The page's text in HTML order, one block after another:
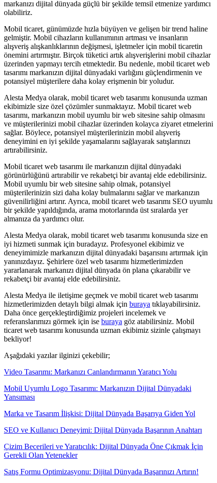
markanızı dijital dünyada güçlü bir şekilde temsil etmenize yardımcı
olabiliriz.
Mobil ticaret, günümüzde hızla büyüyen ve gelişen bir trend haline
gelmiştir. Mobil cihazların kullanımının artması ve insanların
alışveriş alışkanlıklarının değişmesi, işletmeler için mobil ticaretin
önemini artırmıştır. Birçok tüketici artık alışverişlerini mobil cihazlar
üzerinden yapmayı tercih etmektedir. Bu nedenle, mobil ticaret web
tasarımı markanızın dijital dünyadaki varlığını güçlendirmenin ve
potansiyel müşterilere daha kolay erişmenin bir yoludur.
Alesta Medya olarak, mobil ticaret web tasarımı konusunda uzman
ekibimizle size özel çözümler sunmaktayız. Mobil ticaret web
tasarımı, markanızın mobil uyumlu bir web sitesine sahip olmasını
ve müşterilerinizi mobil cihazlar üzerinden kolayca ziyaret etmelerini
sağlar. Böylece, potansiyel müşterilerinizin mobil alışveriş
deneyimini en iyi şekilde yaşamalarını sağlayarak satışlarınızı
artırabilirsiniz.
Mobil ticaret web tasarımı ile markanızın dijital dünyadaki
görünürlüğünü artırabilir ve rekabetçi bir avantaj elde edebilirsiniz.
Mobil uyumlu bir web sitesine sahip olmak, potansiyel
müşterilerinizin sizi daha kolay bulmalarını sağlar ve markanızın
güvenilirliğini artırır. Ayrıca, mobil ticaret web tasarımı SEO uyumlu
bir şekilde yapıldığında, arama motorlarında üst sıralarda yer
almanıza da yardımcı olur.
Alesta Medya olarak, mobil ticaret web tasarımı konusunda size en
iyi hizmeti sunmak için buradayız. Profesyonel ekibimiz ve
deneyimimizle markanızın dijital dünyadaki başarısını artırmak için
yanınızdayız. Şehirlere özel web tasarımı hizmetlerimizden
yararlanarak markanızı dijital dünyada ön plana çıkarabilir ve
rekabetçi bir avantaj elde edebilirsiniz.
Alesta Medya ile iletişime geçmek ve mobil ticaret web tasarımı
hizmetlerimizden detaylı bilgi almak için buraya tıklayabilirsiniz.
Daha önce gerçekleştirdiğimiz projeleri incelemek ve
referanslarımızı görmek için ise buraya göz atabilirsiniz. Mobil
ticaret web tasarımı konusunda uzman ekibimiz sizinle çalışmayı
bekliyor!
Aşağıdaki yazılar ilginizi çekebilir;
Video Tasarımı: Markanızı Canlandırmanın Yaratıcı Yolu
Mobil Uyumlu Logo Tasarımı: Markanızın Dijital Dünyadaki
Yansıması
Marka ve Tasarım İlişkisi: Dijital Dünyada Başarıya Giden Yol
SEO ve Kullanıcı Deneyimi: Dijital Dünyada Başarının Anahtarı
Çizim Becerileri ve Yaratıcılık: Dijital Dünyada Öne Çıkmak İçin
Gerekli Olan Yetenekler
Satış Formu Optimizasyonu: Dijital Dünyada Başarınızı Artırın!